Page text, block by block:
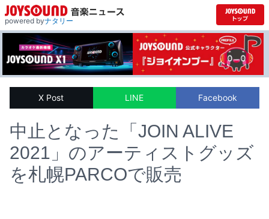
powered byナタリー
X Post LINE Facebook
中止となった「JOIN ALIVE
2021」のアーティストグッズ
を札幌PARCOで販売